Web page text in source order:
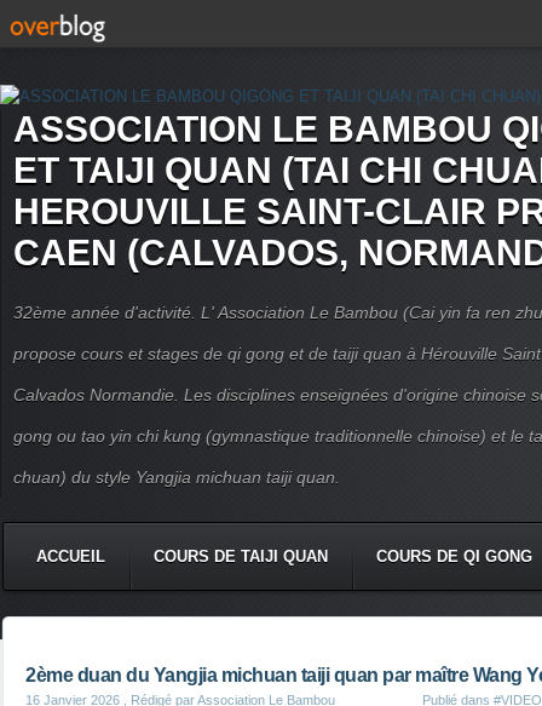
ASSOCIATION LE BAMBOU
ET TAIJI QUAN (TAI CHI
HEROUVILLE SAINT-CLAIR
CAEN (CALVADOS,
32ème année d'activité. L' Association Le Bambou (Cai yin fa ren
propose cours et stages de qi gong et de taiji quan à Hérouville
Calvados Normandie. Les disciplines enseignées d'origine chinoise
gong ou tao yin chi kung (gymnastique traditionnelle chinoise) et le
chuan) du style Yangjia michuan taiji quan.
ACCUEIL COURS DE TAIJI QUAN COURS DE QI GONG
2ème duan du Yangjia michuan taiji quan par maître Wang
16 Janvier 2026 , Rédigé par Association Le Bambou Publié dans